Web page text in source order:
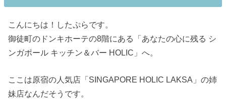
こんにちは！したぷらです。
御徒町のドンキホーテの8階にある「あなたの心に残る シ
ンガポール キッチン＆バー HOLIC」へ。
ここは原宿の人気店「SINGAPORE HOLIC LAKSA」の姉
妹店なんだそうです。